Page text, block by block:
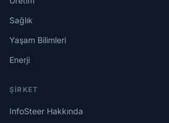
Sağlık
Yaşam Bilimleri
Enerji
ŞIRKET
InfoSteer Hakkında